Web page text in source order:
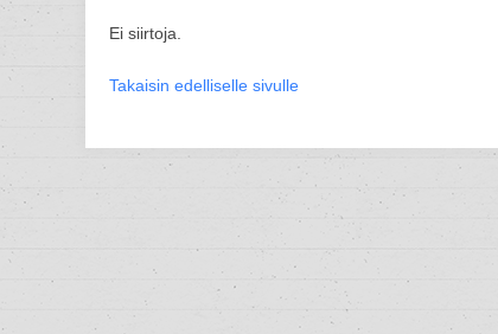
Ei siirtoja.
Takaisin edelliselle sivulle